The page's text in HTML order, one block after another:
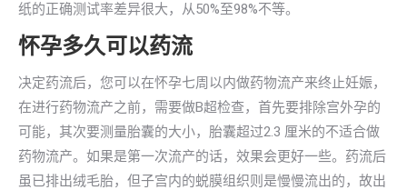
纸的正确测试率差异很大，从50%至98%不等。
怀孕多久可以药流
决定药流后，您可以在怀孕七周以内做药物流产来终止妊娠，
在进行药物流产之前，需要做B超检查，首先要排除宫外孕的
可能，其次要测量胎囊的大小，胎囊超过2.3 厘米的不适合做
药物流产。如果是第一次流产的话，效果会更好一些。药流后
虽已排出绒毛胎，但子宫内的蜕膜组织则是慢慢流出的，故出